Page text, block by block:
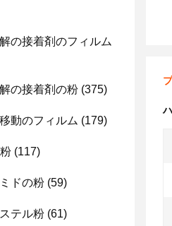
の接着剤のフィルム
の接着剤の粉 (375)
動のフィルム (179)
(117)
ドの粉 (59)
テル粉 (61)